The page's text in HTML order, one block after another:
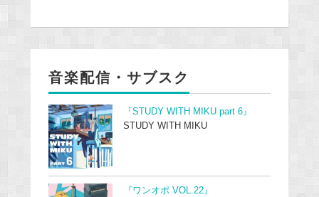
音楽配信・サブスク
『STUDY WITH MIKU part 6』
STUDY WITH MIKU
『ワンオポ VOL.22』